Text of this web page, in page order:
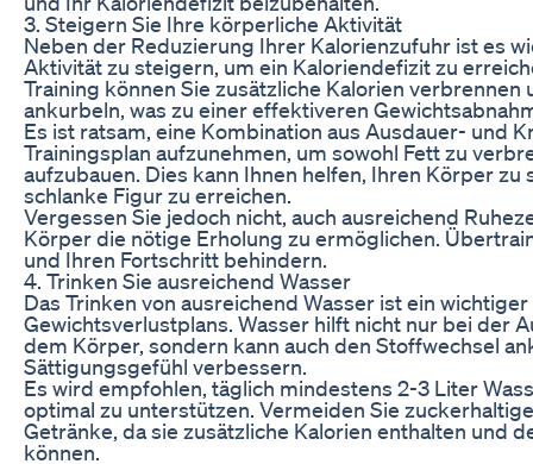
3. Steigern Sie Ihre körperliche Aktivität
Neben der Reduzierung Ihrer Kalorienzufuhr ist es
Aktivität zu steigern, um ein Kaloriendefizit zu
Training können Sie zusätzliche Kalorien verbrennen
ankurbeln, was zu einer effektiveren
Es ist ratsam, eine Kombination aus Ausdauer- und
Trainingsplan aufzunehmen, um sowohl Fett zu
aufzubauen. Dies kann Ihnen helfen, Ihren Körper
schlanke Figur zu erreichen.
Vergessen Sie jedoch nicht, auch ausreichend
Körper die nötige Erholung zu ermöglichen.
und Ihren Fortschritt behindern.
4. Trinken Sie ausreichend Wasser
Das Trinken von ausreichend Wasser ist ein
Gewichtsverlustplans. Wasser hilft nicht nur bei der
dem Körper, sondern kann auch den Stoffwechsel
Sättigungsgefühl verbessern.
Es wird empfohlen, täglich mindestens 2-3 Liter
optimal zu unterstützen. Vermeiden Sie
Getränke, da sie zusätzliche Kalorien enthalten und
können.